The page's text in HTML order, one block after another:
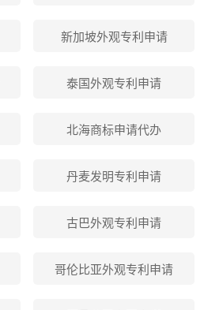
新加坡外观专利申请
泰国外观专利申请
北海商标申请代办
丹麦发明专利申请
古巴外观专利申请
哥伦比亚外观专利申请